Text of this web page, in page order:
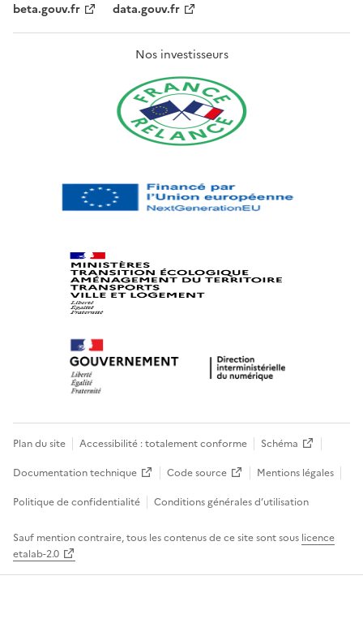
beta.gouv.fr
data.gouv.fr
Nos investisseurs
Plan du site Accessibilité : totalement conforme
Schéma
Documentation technique
Code source
Mentions légales
Politique de confidentialité
Conditions générales d’utilisation
Sauf mention contraire, tous les contenus de ce site sont sous licence
etalab-2.0